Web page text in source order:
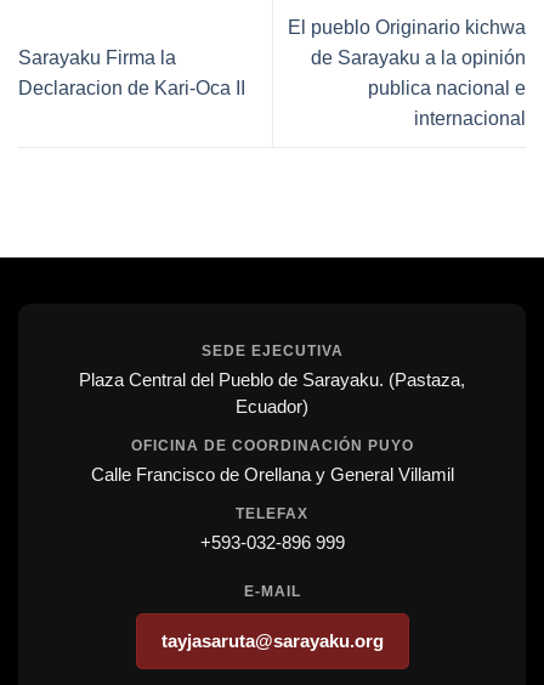
Sarayaku Firma la
Declaracion de Kari-Oca II
El pueblo Originario kichwa
de Sarayaku a la opinión
publica nacional e
internacional
SEDE EJECUTIVA
Plaza Central del Pueblo de Sarayaku. (Pastaza,
Ecuador)
OFICINA DE COORDINACIÓN PUYO
Calle Francisco de Orellana y General Villamil
TELEFAX
+593-032-896 999
E-MAIL
tayjasaruta@sarayaku.org